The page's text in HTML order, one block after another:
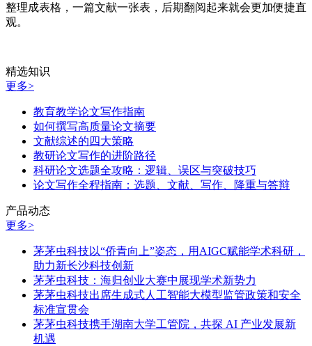
整理成表格，一篇文献一张表，后期翻阅起来就会更加便捷直
观。
精选知识
更多>
教育教学论文写作指南
如何撰写高质量论文摘要
文献综述的四大策略
教研论文写作的进阶路径
科研论文选题全攻略：逻辑、误区与突破技巧
论文写作全程指南：选题、文献、写作、降重与答辩
产品动态
更多>
茅茅虫科技以“侨青向上”姿态，用AIGC赋能学术科研，
助力新长沙科技创新
茅茅虫科技：海归创业大赛中展现学术新势力
茅茅虫科技出席生成式人工智能大模型监管政策和安全
标准宣贯会
茅茅虫科技携手湖南大学工管院，共探 AI 产业发展新
机遇